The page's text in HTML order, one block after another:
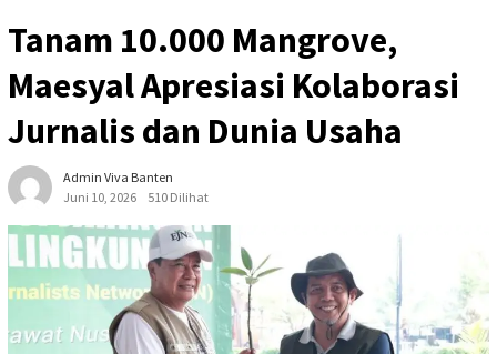
Tanam 10.000 Mangrove,
Maesyal Apresiasi Kolaborasi
Jurnalis dan Dunia Usaha
Admin Viva Banten
Juni 10, 2026
510 Dilihat